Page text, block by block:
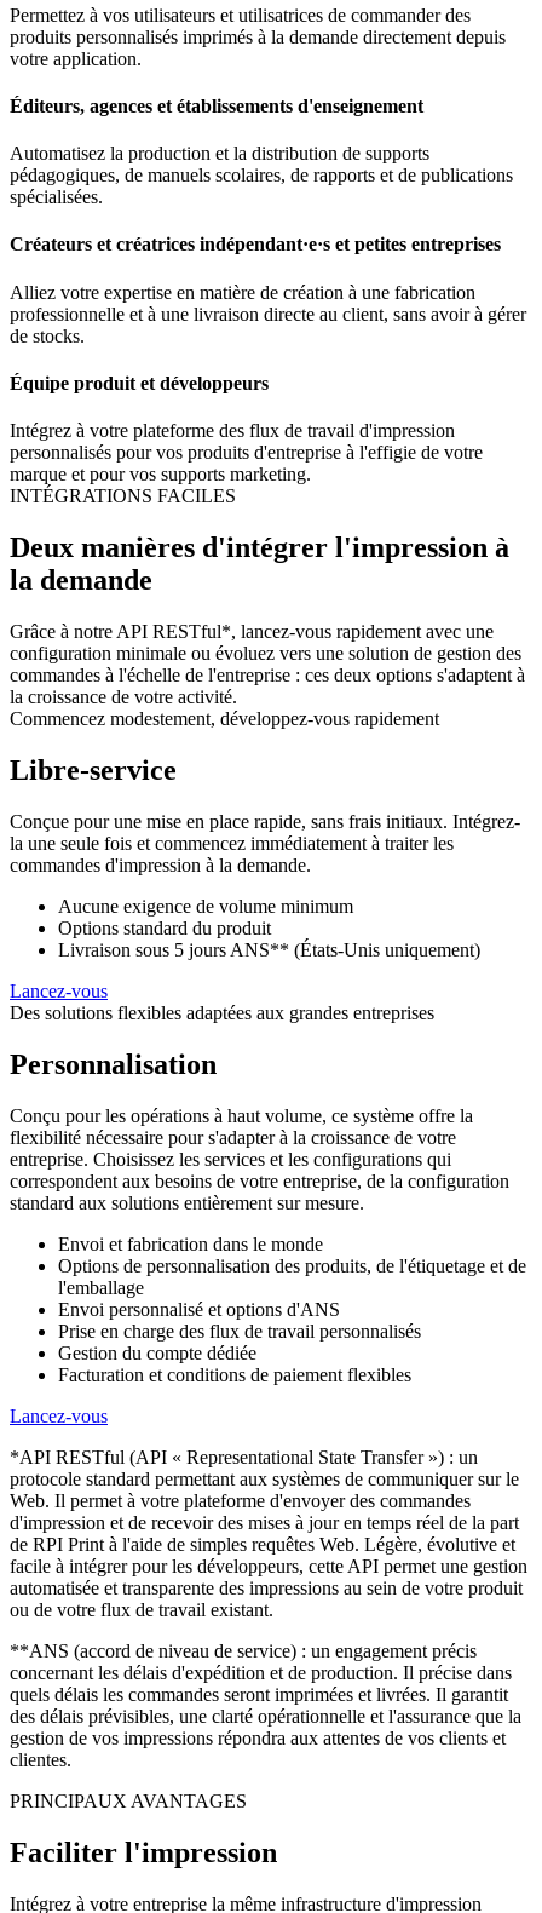
Permettez à vos utilisateurs et utilisatrices de commander des
produits personnalisés imprimés à la demande directement depuis
votre application.
Éditeurs, agences et établissements d'enseignement
Automatisez la production et la distribution de supports
pédagogiques, de manuels scolaires, de rapports et de publications
spécialisées.
Créateurs et créatrices indépendant·e·s et petites entreprises
Alliez votre expertise en matière de création à une fabrication
professionnelle et à une livraison directe au client, sans avoir à gérer
de stocks.
Équipe produit et développeurs
Intégrez à votre plateforme des flux de travail d'impression
personnalisés pour vos produits d'entreprise à l'effigie de votre
marque et pour vos supports marketing.
INTÉGRATIONS FACILES
Deux manières d'intégrer l'impression à
la demande
Grâce à notre API RESTful*, lancez-vous rapidement avec une
configuration minimale ou évoluez vers une solution de gestion des
commandes à l'échelle de l'entreprise : ces deux options s'adaptent à
la croissance de votre activité.
Commencez modestement, développez-vous rapidement
Libre-service
Conçue pour une mise en place rapide, sans frais initiaux. Intégrez-
la une seule fois et commencez immédiatement à traiter les
commandes d'impression à la demande.
Aucune exigence de volume minimum
Options standard du produit
Livraison sous 5 jours ANS** (États-Unis uniquement)
Lancez-vous
Des solutions flexibles adaptées aux grandes entreprises
Personnalisation
Conçu pour les opérations à haut volume, ce système offre la
flexibilité nécessaire pour s'adapter à la croissance de votre
entreprise. Choisissez les services et les configurations qui
correspondent aux besoins de votre entreprise, de la configuration
standard aux solutions entièrement sur mesure.
Envoi et fabrication dans le monde
Options de personnalisation des produits, de l'étiquetage et de
l'emballage
Envoi personnalisé et options d'ANS
Prise en charge des flux de travail personnalisés
Gestion du compte dédiée
Facturation et conditions de paiement flexibles
Lancez-vous
*API RESTful (API « Representational State Transfer ») : un
protocole standard permettant aux systèmes de communiquer sur le
Web. Il permet à votre plateforme d'envoyer des commandes
d'impression et de recevoir des mises à jour en temps réel de la part
de RPI Print à l'aide de simples requêtes Web. Légère, évolutive et
facile à intégrer pour les développeurs, cette API permet une gestion
automatisée et transparente des impressions au sein de votre produit
ou de votre flux de travail existant.
**ANS (accord de niveau de service) : un engagement précis
concernant les délais d'expédition et de production. Il précise dans
quels délais les commandes seront imprimées et livrées. Il garantit
des délais prévisibles, une clarté opérationnelle et l'assurance que la
gestion de vos impressions répondra aux attentes de vos clients et
clientes.
PRINCIPAUX AVANTAGES
Faciliter l'impression
Intégrez à votre entreprise la même infrastructure d'impression